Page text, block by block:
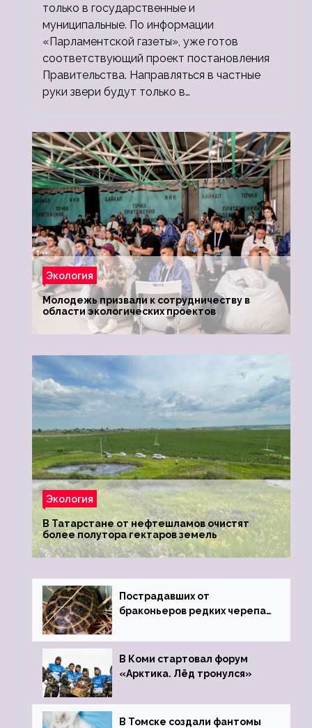
только в государственные и
муниципальные. По информации
«Парламентской газеты», уже готов
соответствующий проект постановления
Правительства. Направляться в частные
руки звери будут только в…
Экология
Молодежь призвали к сотрудничеству в
области экологических проектов
Экология
В Татарстане от нефтешламов очистят
более полутора гектаров земель
Пострадавших от
браконьеров редких черепах
зоопарк
В Коми стартовал форум
«Арктика. Лёд тронулся»
В Томске создали фантомы